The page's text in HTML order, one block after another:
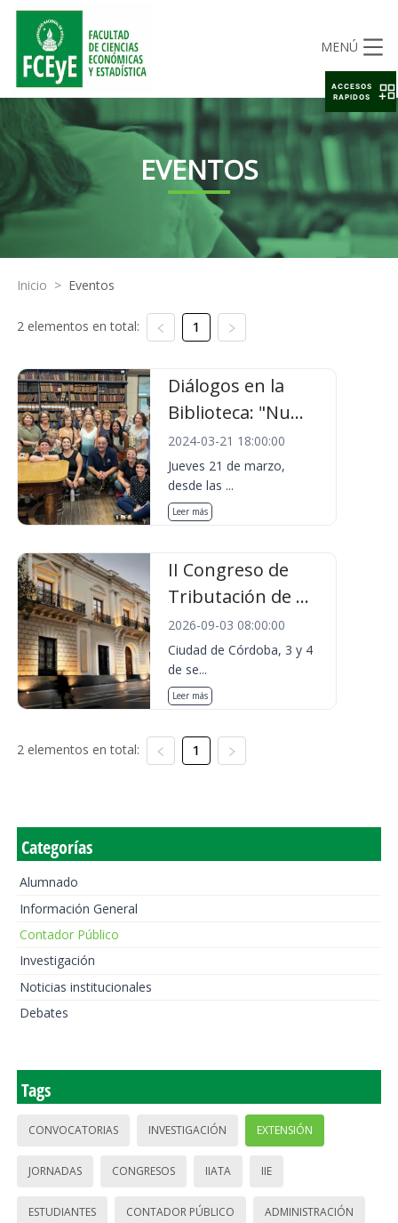
MENÚ
EVENTOS
Inicio > Eventos
2 elementos en total: 1
Diálogos en la
Biblioteca: "Nu...
2024-03-21 18:00:00
Jueves 21 de marzo,
desde las ...
Leer más
II Congreso de
Tributación de ...
2026-09-03 08:00:00
Ciudad de Córdoba, 3 y 4
de se...
Leer más
2 elementos en total: 1
Categorías
Alumnado
Información General
Contador Público
Investigación
Noticias institucionales
Debates
Tags
CONVOCATORIAS INVESTIGACIÓN EXTENSIÓN
JORNADAS CONGRESOS IIATA IIE
ESTUDIANTES CONTADOR PÚBLICO ADMINISTRACIÓN
ACCESOS
RAPIDOS